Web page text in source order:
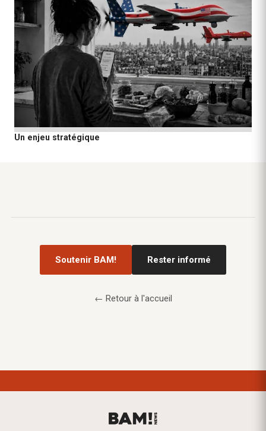
Un enjeu stratégique
Soutenir BAM! Rester informé
← Retour à l'accueil